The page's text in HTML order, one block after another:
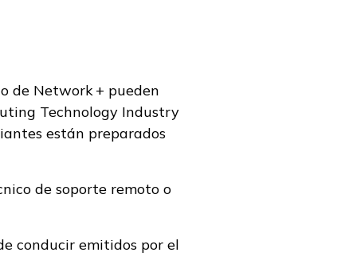
de Network + pueden
Technology Industry
están preparados
de soporte remoto o
conducir emitidos por el